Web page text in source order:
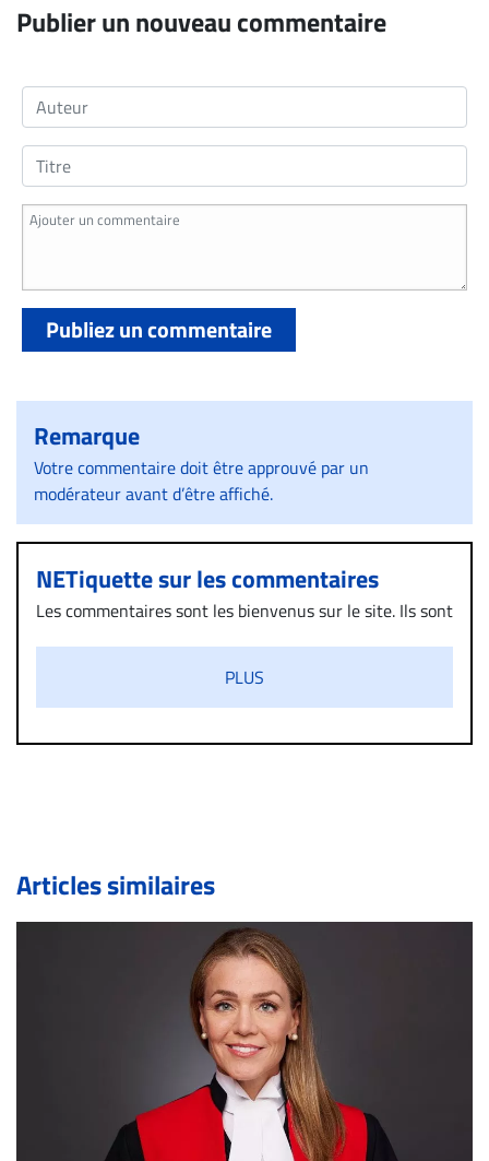
Publier un nouveau commentaire
Publiez un commentaire
Remarque
Votre commentaire doit être approuvé par un
modérateur avant d’être affiché.
NETiquette sur les commentaires
Les commentaires sont les bienvenus sur le site. Ils sont
diffamatoire. Si malgré cette politique de modération,
un commentaire publié sur le site vous dérange, prenez
immédiatement contact par courriel (info@droit-
de validation, un droit de réponse.
Bien à vous,
La Rédaction de Droit-inc.com
PLUS
Articles similaires